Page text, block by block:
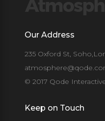
Our Address
235 Oxford St,
© 2017 Qode
Keep on Touch